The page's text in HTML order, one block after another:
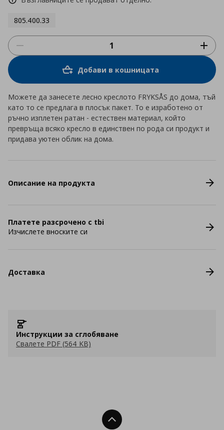
805.400.33
Добави в кошницата
Можете да занесете лесно креслото FRYKSÅS до дома, тъй
като то се предлага в плосък пакет. То е изработено от
ръчно изплетен ратан - естествен материал, който
превръща всяко кресло в единствен по рода си продукт и
придава уютен облик на дома.
Описание на продукта
Платете разсрочено с tbi
Изчислете вноските си
Доставка
Инструкции за сглобяване
Свалете PDF (564 KB)
Нагоре